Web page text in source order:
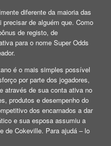
diferente da maioria das
de alguém que. Como
de registo, de
para o nome Super Odds
é o mais simples possível
por parte dos jogadores,
através de sua conta ativa no
produtos e desempenho do
dos encarnados a dar
e sua esposa assumiu a
de Cokeville. Para ajudá – lo